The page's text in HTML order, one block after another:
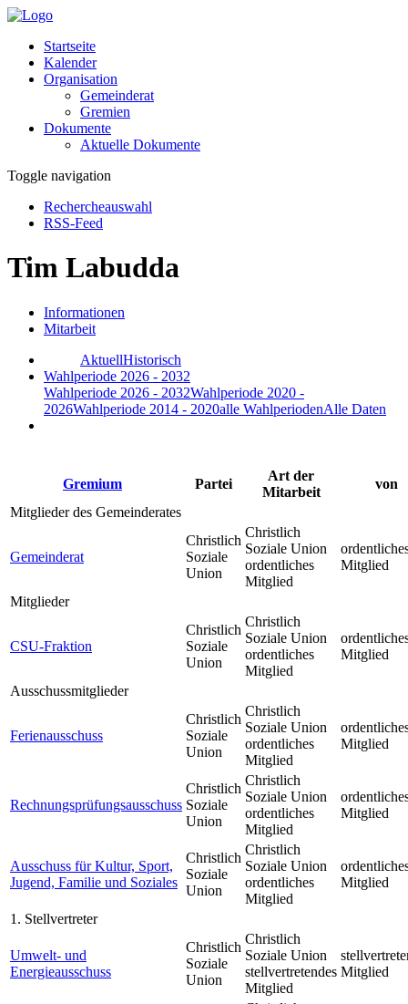
Startseite
Kalender
Organisation
Gemeinderat
Gremien
Dokumente
Aktuelle Dokumente
Toggle navigation
Rechercheauswahl
RSS-Feed
Tim Labudda
Informationen
Mitarbeit
AktuellHistorisch
Wahlperiode 2026 - 2032
Wahlperiode 2026 - 2032Wahlperiode 2020 -
2026Wahlperiode 2014 - 2020alle WahlperiodenAlle Daten
Gremium Partei
Art der
Mitarbeit
von
Mitglieder des Gemeinderates
Gemeinderat
Christlich
Soziale
Union
Christlich
Soziale Union
ordentliches
Mitglied
Mitglied
Mitglieder
CSU-Fraktion
Christlich
Soziale
Union
Christlich
Soziale Union
ordentliches
Mitglied
Mitglied
Ausschussmitglieder
Ferienausschuss
Christlich
Soziale
Union
Christlich
Soziale Union
ordentliches
Mitglied
Mitglied
Rechnungsprüfungsausschuss
Christlich
Soziale
Union
Christlich
Soziale Union
ordentliches
Mitglied
Mitglied
Ausschuss für Kultur, Sport,
Jugend, Familie und Soziales
Christlich
Soziale
Union
Christlich
Soziale Union
ordentliches
Mitglied
Mitglied
1. Stellvertreter
Umwelt- und
Energieausschuss
Christlich
Soziale
Union
Christlich
Soziale Union
stellvertretendes
Mitglied
Mitglied